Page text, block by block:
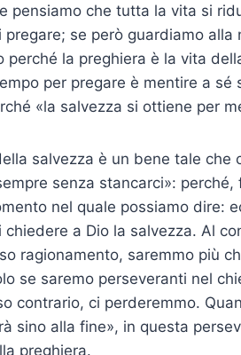
pensiamo che tutta la vita si
pregare; se però guardiamo
perché la preghiera è la vita
per pregare è mentire a
«la salvezza si ottiene per
salvezza è un bene tale
senza stancarci»:
nel quale possiamo dire:
chiedere a Dio la salvezza. Al
ragionamento, saremmo più
se saremo perseveranti nel
contrario, ci perderemmo.
sino alla fine», in questa
preghiera.